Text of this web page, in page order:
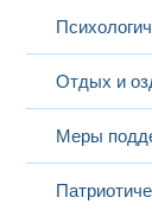
Отдых и
Меры